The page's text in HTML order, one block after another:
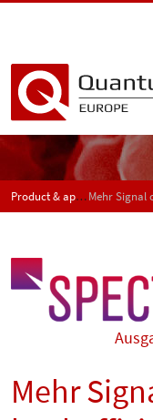
Product & application news - SPECTRUM
Mehr